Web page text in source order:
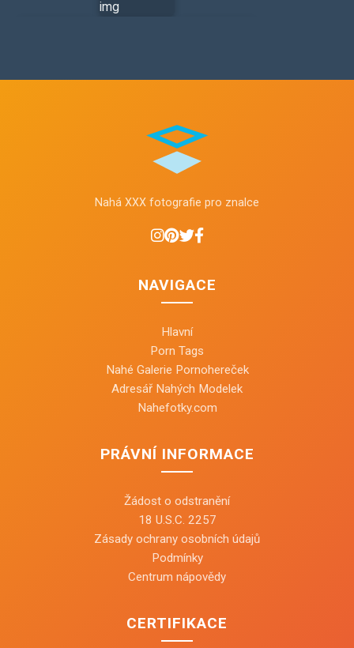
Nahá XXX fotografie pro znalce
NAVIGACE
Hlavní
Porn Tags
Nahé Galerie Pornohereček
Adresář Nahých Modelek
Nahefotky.com
PRÁVNÍ INFORMACE
Žádost o odstranění
18 U.S.C. 2257
Zásady ochrany osobních údajů
Podmínky
Centrum nápovědy
CERTIFIKACE